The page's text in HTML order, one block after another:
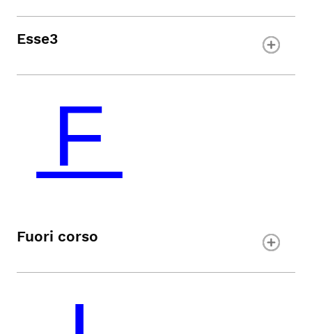
Esse3
Fuori corso